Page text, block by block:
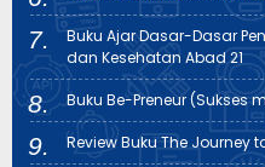
Buku Ajar Dasar-Dasar
dan Kesehatan Abad 21
Buku Be-Preneur (Sukses
Review Buku The